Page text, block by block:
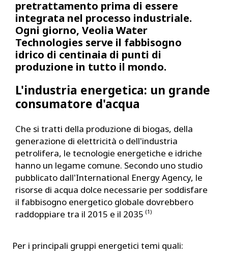
pretrattamento prima di essere
integrata nel processo industriale.
Ogni giorno, Veolia Water
Technologies serve il fabbisogno
idrico di centinaia di punti di
produzione in tutto il mondo.
L'industria energetica: un grande
consumatore d'acqua
Che si tratti della produzione di biogas, della
generazione di elettricità o dell'industria
petrolifera, le tecnologie energetiche e idriche
hanno un legame comune. Secondo uno studio
pubblicato dall'International Energy Agency, le
risorse di acqua dolce necessarie per soddisfare
il fabbisogno energetico globale dovrebbero
raddoppiare tra il 2015 e il 2035 (1)
Per i principali gruppi energetici temi quali: